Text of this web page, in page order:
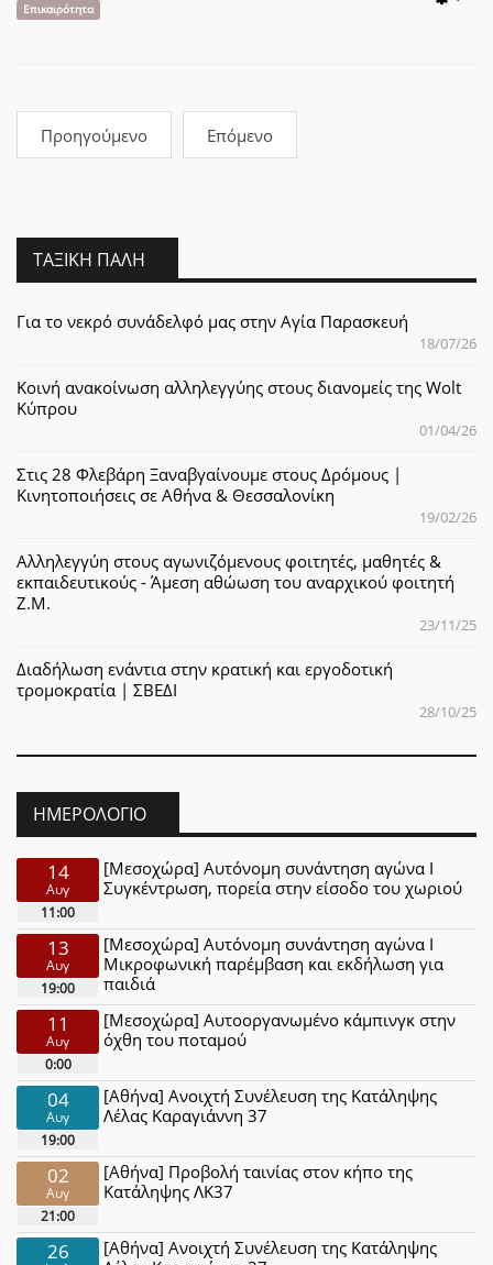
Επικαιρότητα
Προηγούμενο Επόμενο
ΤΑΞΙΚΉ ΠΆΛΗ
Για το νεκρό συνάδελφό μας στην Αγία Παρασκευή
18/07/26
Κοινή ανακοίνωση αλληλεγγύης στους διανομείς της Wolt
Κύπρου
01/04/26
Στις 28 Φλεβάρη Ξαναβγαίνουμε στους Δρόμους |
Κινητοποιήσεις σε Αθήνα & Θεσσαλονίκη
19/02/26
Αλληλεγγύη στους αγωνιζόμενους φοιτητές, μαθητές &
εκπαιδευτικούς - Άμεση αθώωση του αναρχικού φοιτητή
Ζ.Μ.
23/11/25
Διαδήλωση ενάντια στην κρατική και εργοδοτική
τρομοκρατία | ΣΒΕΔΙ
28/10/25
ΗΜΕΡΟΛΌΓΙΟ
14
Αυγ
11:00
[Μεσοχώρα] Αυτόνομη συνάντηση αγώνα Ι
Συγκέντρωση, πορεία στην είσοδο του χωριού
13
Αυγ
19:00
[Μεσοχώρα] Αυτόνομη συνάντηση αγώνα Ι
Μικροφωνική παρέμβαση και εκδήλωση για
παιδιά
11
Αυγ
0:00
[Μεσοχώρα] Αυτοοργανωμένο κάμπινγκ στην
όχθη του ποταμού
04
Αυγ
19:00
[Αθήνα] Ανοιχτή Συνέλευση της Κατάληψης
Λέλας Καραγιάννη 37
02
Αυγ
21:00
[Αθήνα] Προβολή ταινίας στον κήπο της
Κατάληψης ΛΚ37
26
[Αθήνα] Ανοιχτή Συνέλευση της Κατάληψης